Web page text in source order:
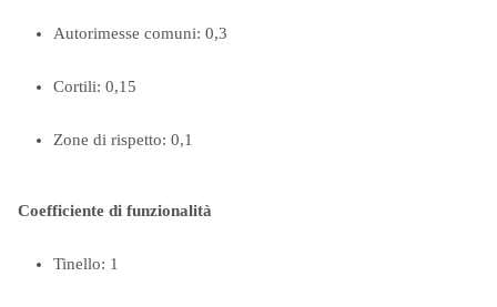
Autorimesse comuni: 0,3
Cortili: 0,15
Zone di rispetto: 0,1
Coefficiente di funzionalità
Tinello: 1